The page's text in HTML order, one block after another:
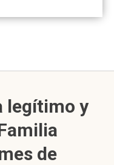
legítimo y
de